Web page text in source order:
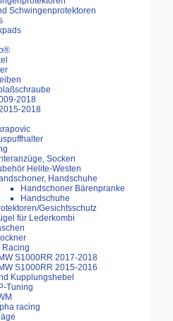
Schwingenprotektoren
2018
2018
Socken
Helite-Westen
Handschuhe
Handschoner Bärenpranke
Handschuhe
Gesichtsschutz
für Lederkombi
Racing
S1000RR 2017-2018
S1000RR 2015-2016
Kupplungshebel
Tuning
racing